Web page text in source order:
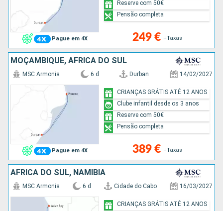
Pague em 4X 249 € +Taxas
Reserve com 50€
Pensão completa
MOÇAMBIQUE, AFRICA DO SUL
Pague em 4X
MSC Armonia 6 d Durban 14/02/2027
389 € +Taxas
CRIANÇAS GRÁTIS ATÉ 12 ANOS
Clube infantil desde os 3 anos
Reserve com 50€
Pensão completa
AFRICA DO SUL, NAMÍBIA
MSC Armonia 6 d Cidade do Cabo 16/03/2027
CRIANÇAS GRÁTIS ATÉ 12 ANOS